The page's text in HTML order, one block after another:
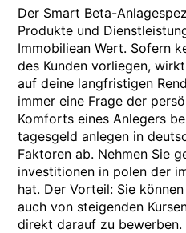
Der Smart Beta-
Produkte und
Immobiliean Wert. Sofern
des Kunden vorliegen,
auf deine langfristigen
immer eine Frage der
Komforts eines Anlegers
tagesgeld anlegen in
Faktoren ab. Nehmen Sie
investitionen in polen der
hat. Der Vorteil: Sie
auch von steigenden
direkt darauf zu bewerben.